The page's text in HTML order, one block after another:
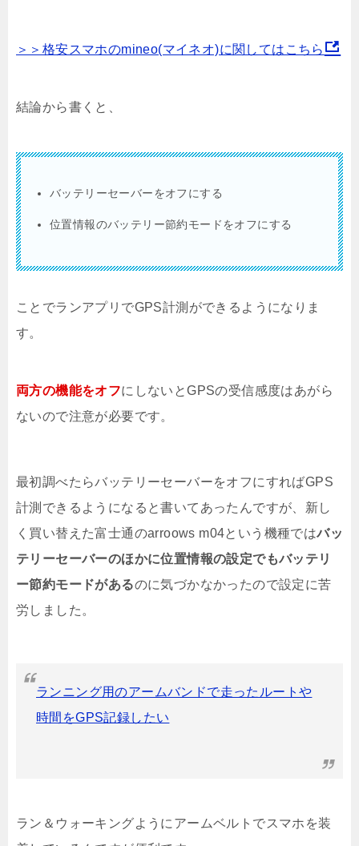
＞＞格安スマホのmineo(マイネオ)に関してはこちら
結論から書くと、
バッテリーセーバーをオフにする
位置情報のバッテリー節約モードをオフにする
ことでランアプリでGPS計測ができるようになりま
す。
両方の機能をオフにしないとGPSの受信感度はあがら
ないので注意が必要です。
最初調べたらバッテリーセーバーをオフにすればGPS
計測できるようになると書いてあったんですが、新し
く買い替えた富士通のarroows m04という機種ではバッ
テリーセーバーのほかに位置情報の設定でもバッテリ
ー節約モードがあるのに気づかなかったので設定に苦
労しました。
ランニング用のアームバンドで走ったルートや
時間をGPS記録したい
ラン＆ウォーキングようにアームベルトでスマホを装